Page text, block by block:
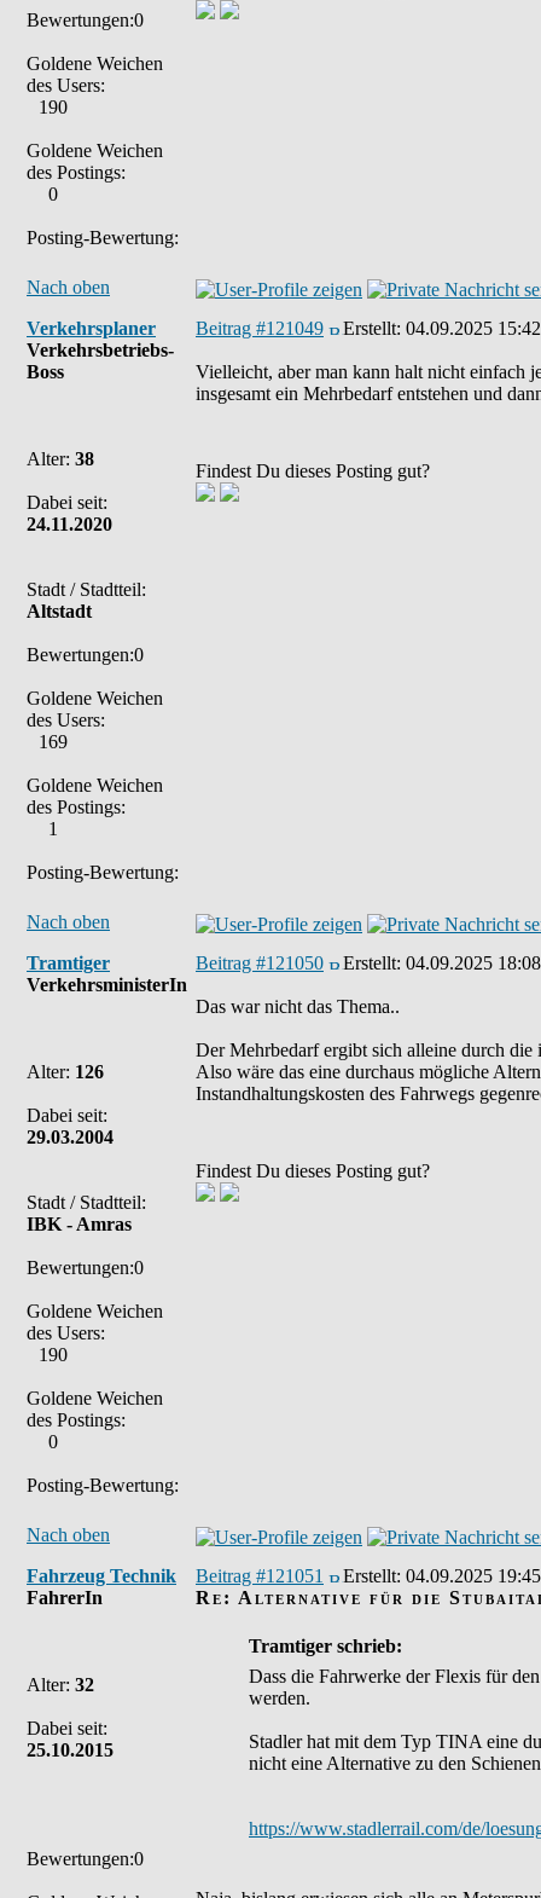
Bewertungen:0
Goldene Weichen
des Users:
190
Goldene Weichen
des Postings:
0
Posting-Bewertung:
Nach oben
Verkehrsplaner
Verkehrsbetriebs-
Boss
Alter: 38
Dabei seit:
24.11.2020
Stadt / Stadtteil:
Altstadt
Bewertungen:0
Goldene Weichen
des Users:
169
Goldene Weichen
des Postings:
1
Posting-Bewertung:
Beitrag #121049 Erstellt: 04.09.2025 15:42
Vielleicht, aber man kann halt nicht einfach
insgesamt ein Mehrbedarf entstehen und
Findest Du dieses Posting gut?
Nach oben
Tramtiger
VerkehrsministerIn
Alter: 126
Dabei seit:
29.03.2004
Stadt / Stadtteil:
IBK - Amras
Bewertungen:0
Goldene Weichen
des Users:
190
Goldene Weichen
des Postings:
0
Posting-Bewertung:
Beitrag #121050 Erstellt: 04.09.2025 18:08
Das war nicht das Thema..
Der Mehrbedarf ergibt sich alleine durch
Also wäre das eine durchaus mögliche
Instandhaltungskosten des Fahrwegs
Findest Du dieses Posting gut?
Nach oben
Fahrzeug Technik
FahrerIn
Alter: 32
Dabei seit:
25.10.2015
Bewertungen:0
Beitrag #121051 Erstellt: 04.09.2025 19:45
Re: Alternative für die
Tramtiger schrieb:
Dass die Fahrwerke der Flexis für
werden.
Stadler hat mit dem Typ TINA eine
nicht eine Alternative zu den
https://www.stadlerrail.com/de/